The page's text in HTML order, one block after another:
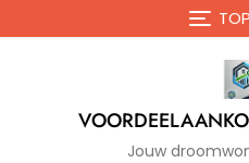
de
Jouw